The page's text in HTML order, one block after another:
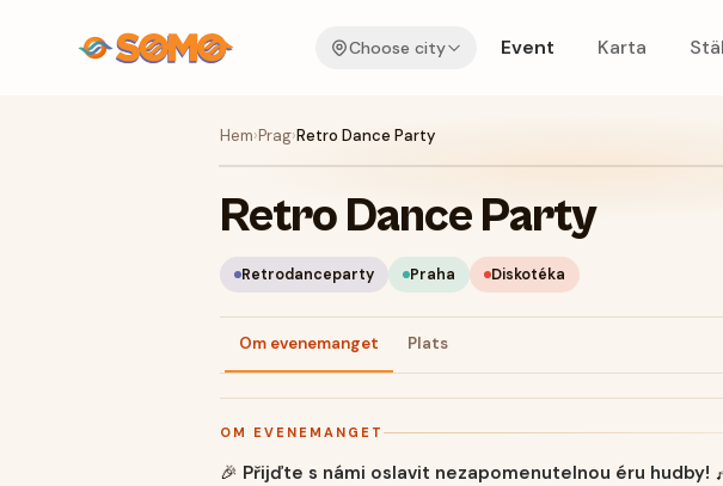
Choose city Event Karta
Hem›Prag›Retro Dance Party
Retro Dance Party
Retrodanceparty Praha Diskotéka
Om evenemanget Plats
OM EVENEMANGET
🎉 Přijďte s námi oslavit nezapomenutelnou éru hudby!